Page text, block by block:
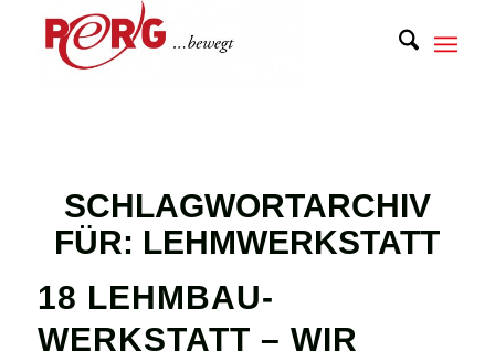
SCHLAGWORTARCHIV
FÜR: LEHMWERKSTATT
18 LEHMBAU-
WERKSTATT – WIR